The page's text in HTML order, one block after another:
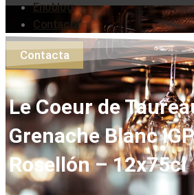
Enoblog
Contacta
Contacta
Le Coeur de
Grenache Blanc
Rosellón – 12x75cl